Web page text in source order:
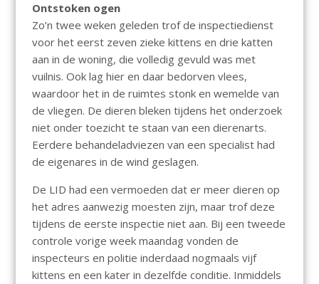
Ontstoken ogen
Zo’n twee weken geleden trof de inspectiedienst
voor het eerst zeven zieke kittens en drie katten
aan in de woning, die volledig gevuld was met
vuilnis. Ook lag hier en daar bedorven vlees,
waardoor het in de ruimtes stonk en wemelde van
de vliegen. De dieren bleken tijdens het onderzoek
niet onder toezicht te staan van een dierenarts.
Eerdere behandeladviezen van een specialist had
de eigenares in de wind geslagen.
De LID had een vermoeden dat er meer dieren op
het adres aanwezig moesten zijn, maar trof deze
tijdens de eerste inspectie niet aan. Bij een tweede
controle vorige week maandag vonden de
inspecteurs en politie inderdaad nogmaals vijf
kittens en een kater in dezelfde conditie. Inmiddels